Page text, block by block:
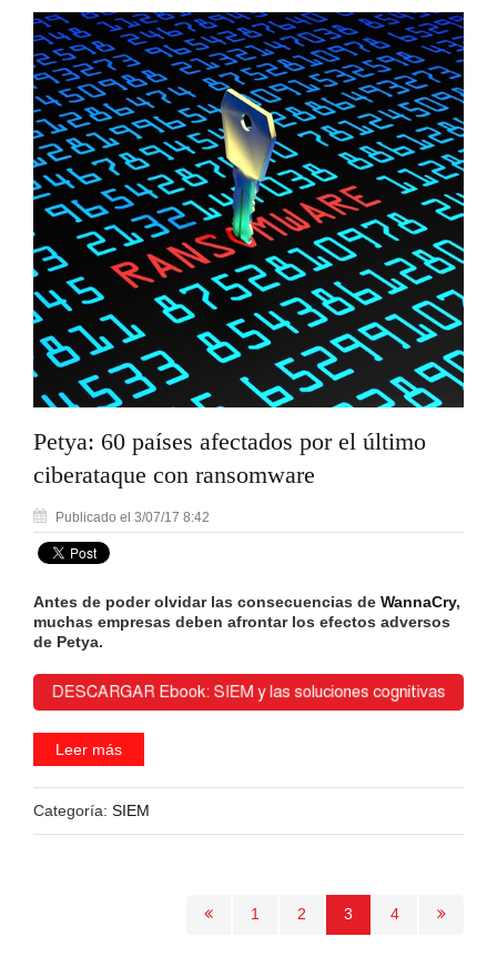
Petya: 60 países afectados por el último
ciberataque con ransomware
Publicado el 3/07/17 8:42
Antes de poder olvidar las consecuencias de WannaCry,
muchas empresas deben afrontar los efectos adversos
de Petya.
Leer más
Categoría: SIEM
1 2 3 4